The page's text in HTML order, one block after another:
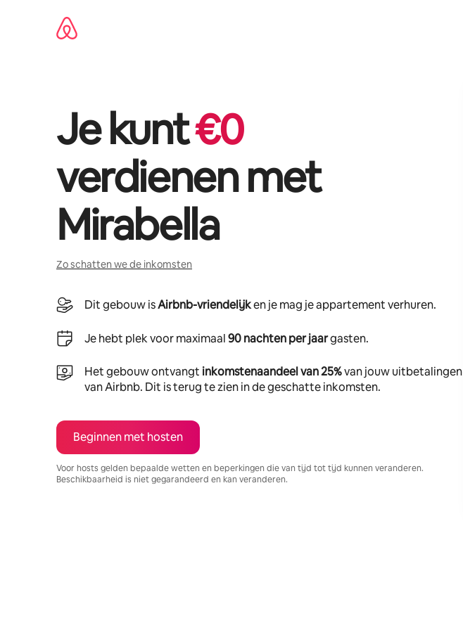
Je kunt€0
verdienen met
Mirabella
Zo schatten we de inkomsten
Dit gebouw isAirbnb-vriendelijken je mag je appartement verhuren.
Je hebt plek voor maximaal90 nachten per jaargasten.
Het gebouw ontvangt inkomstenaandeel van 25%van jouw uitbetalingen
van Airbnb. Dit is terug te zien in de geschatte inkomsten.
Beginnen met hosten
Voor hosts gelden bepaalde wetten en beperkingen die van tijd tot tijd kunnen veranderen.
Beschikbaarheid is niet gegarandeerd en kan veranderen.